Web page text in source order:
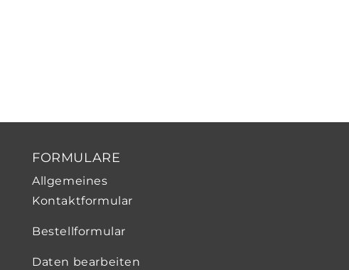
FORMULARE
Allgemeines
Kontaktformular
Bestellformular
Daten bearbeiten